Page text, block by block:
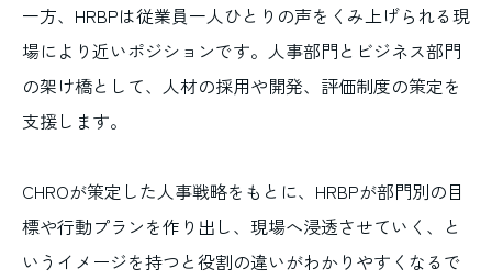
一方、HRBPは従業員一人ひとりの声をくみ上げられる現
場により近いポジションです。人事部門とビジネス部門
の架け橋として、人材の採用や開発、評価制度の策定を
支援します。
CHROが策定した人事戦略をもとに、HRBPが部門別の目
標や行動プランを作り出し、現場へ浸透させていく、と
いうイメージを持つと役割の違いがわかりやすくなるで